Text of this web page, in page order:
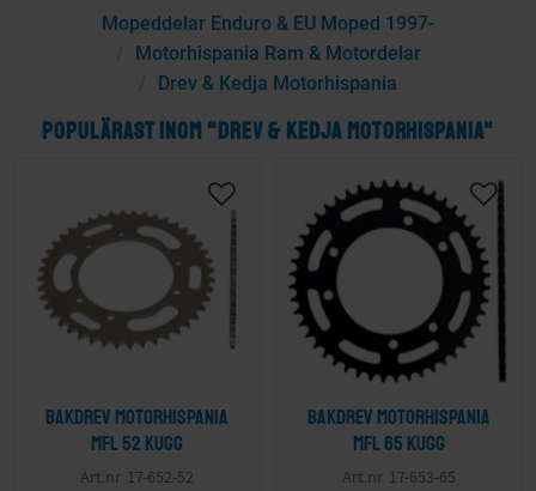
Mopeddelar Enduro & EU Moped 1997-
Motorhispania Ram & Motordelar
Drev & Kedja Motorhispania
POPULÄRAST INOM "DREV & KEDJA MOTORHISPANIA"
Bakdrev Motorhispania
mfl 52 kugg
17-652-52
Bakdrev Motorhispania
mfl 65 kugg
17-653-65